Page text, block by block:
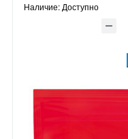
Наличие: Доступно